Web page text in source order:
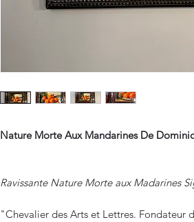
Nature Morte Aux Mandarines De
Ravissante Nature Morte aux Madarines
"Chevalier des Arts et Lettres. Fondateur